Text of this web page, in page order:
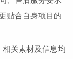
贴合自身项目的
关素材及信息均